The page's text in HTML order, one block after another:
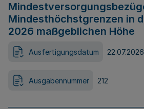
Mindesthöchstgrenzen in
2026 maßgeblichen Höhe
Ausfertigungsdatum 22.07.2026
Ausgabennummer 212